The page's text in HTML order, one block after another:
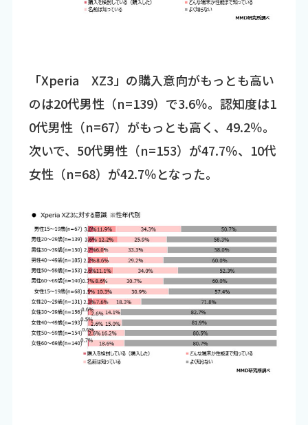
「Xperia XZ3」の購入意向がもっとも高い
のは20代男性（n=139）で3.6％。認知度は1
0代男性（n=67）がもっとも高く、49.2％。
次いで、50代男性（n=153）が47.7％、10代
女性（n=68）が42.7％となった。